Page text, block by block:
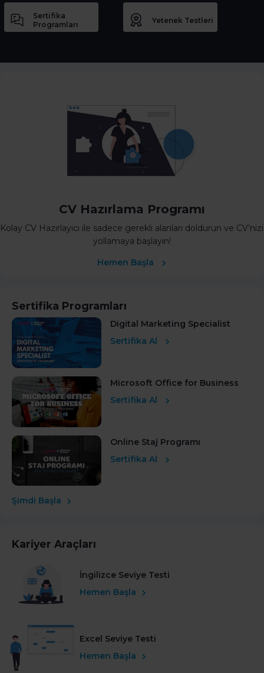
Sertifika
Programları
Yetenek Testleri
CV Hazırlama Programı
Kolay CV Hazırlayıcı ile sadece gerekli alanları doldurun ve CV’nizi
yollamaya başlayın!
Hemen Başla
Sertifika Programları
Digital Marketing Specialist
Sertifika Al
Microsoft Office for Business
Sertifika Al
Online Staj Programı
Sertifika Al
Şimdi Başla
Kariyer Araçları
İngilizce Seviye Testi
Hemen Başla
Excel Seviye Testi
Hemen Başla